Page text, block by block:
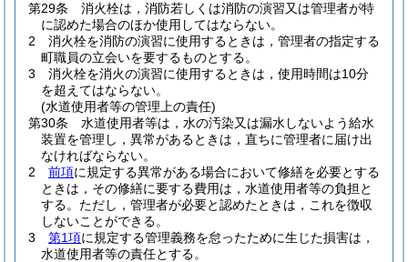
第29条
消火栓は，消防若しくは消防の演習又は管理者が特
に認めた場合のほか使用してはならない。
2
消火栓を消防の演習に使用するときは，管理者の指定する
町職員の立会いを要するものとする。
3
消火栓を消火の演習に使用するときは，使用時間は10分
を超えてはならない。
(水道使用者等の管理上の責任)
第30条
水道使用者等は，水の汚染又は漏水しないよう給水
装置を管理し，異常があるときは，直ちに管理者に届け出
なければならない。
2
前項に規定する異常がある場合において修繕を必要とする
ときは，その修繕に要する費用は，水道使用者等の負担と
する。 ただし，管理者が必要と認めたときは，これを徴収
しないことができる。
3
第1項に規定する管理義務を怠ったために生じた損害は，
水道使用者等の責任とする。